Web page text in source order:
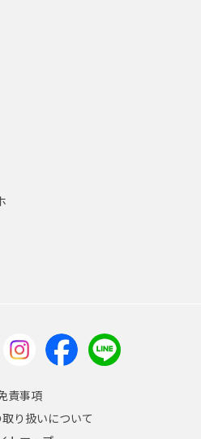
責事項
り扱いについて